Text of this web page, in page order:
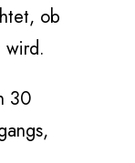
ob
wird.
30